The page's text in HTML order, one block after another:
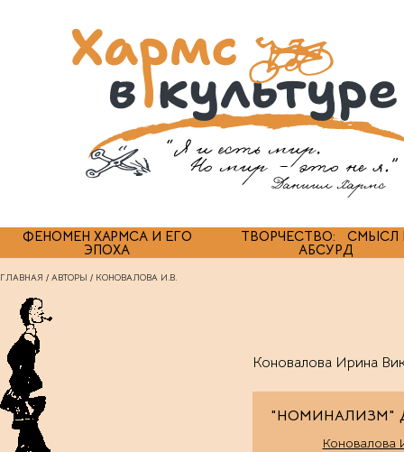
ФЕНОМЕН ХАРМСА И ЕГО
ЭПОХА
ТВОРЧЕСТВО: СМЫСЛ
АБСУРД
ГЛАВНАЯ / АВТОРЫ / КОНОВАЛОВА И.В.
Коновалова Ирина
"НОМИНАЛИЗМ"
Коновалова